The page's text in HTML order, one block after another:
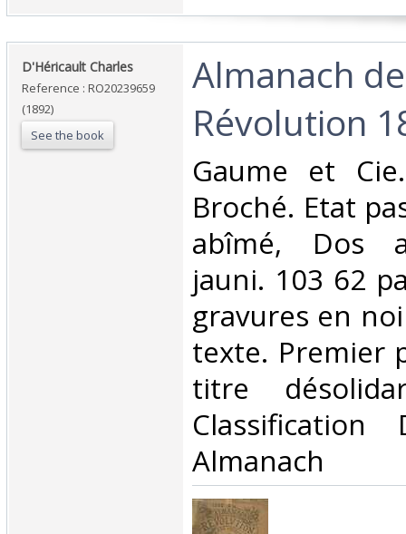
‎D'Héricault Charles‎
Reference : RO20239659
(1892)
See the book
‎Almanach
Révolution
‎Gaume et
Broché. Etat
abîmé, Dos
jauni. 103 62
gravures en
texte. Premier
titre
Almanach‎